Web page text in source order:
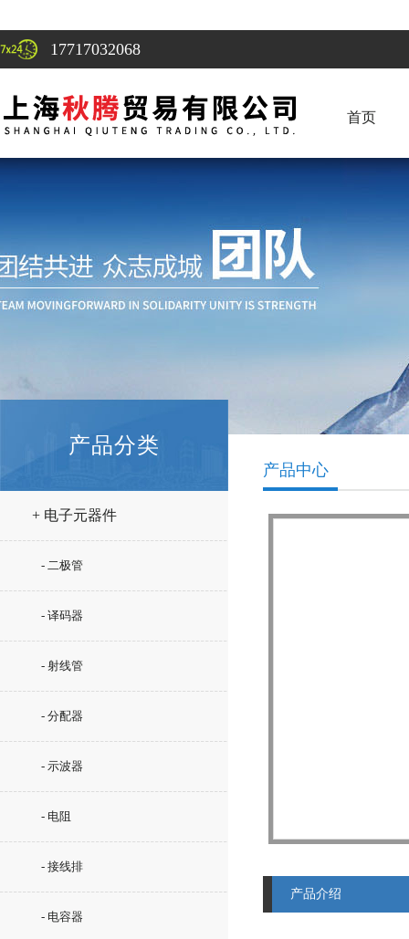
17717032068
首页
产品分类
+ 电子元器件
- 二极管
- 译码器
- 射线管
- 分配器
- 示波器
- 电阻
- 接线排
- 电容器
产品中心
产品介绍